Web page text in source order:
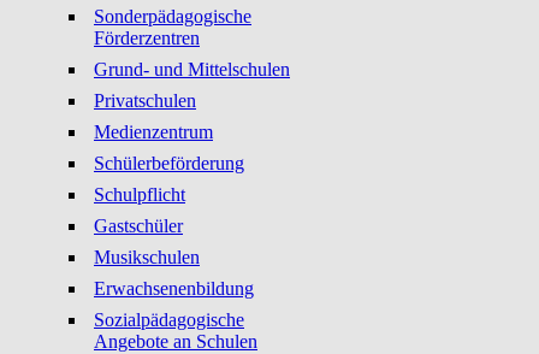
Sonderpädagogische
Förderzentren
Grund- und Mittelschulen
Privatschulen
Medienzentrum
Schülerbeförderung
Schulpflicht
Gastschüler
Musikschulen
Erwachsenenbildung
Sozialpädagogische
Angebote an Schulen